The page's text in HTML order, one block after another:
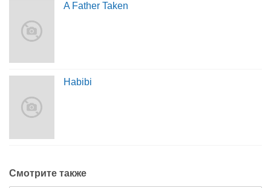
A Father Taken
Habibi
Смотрите также